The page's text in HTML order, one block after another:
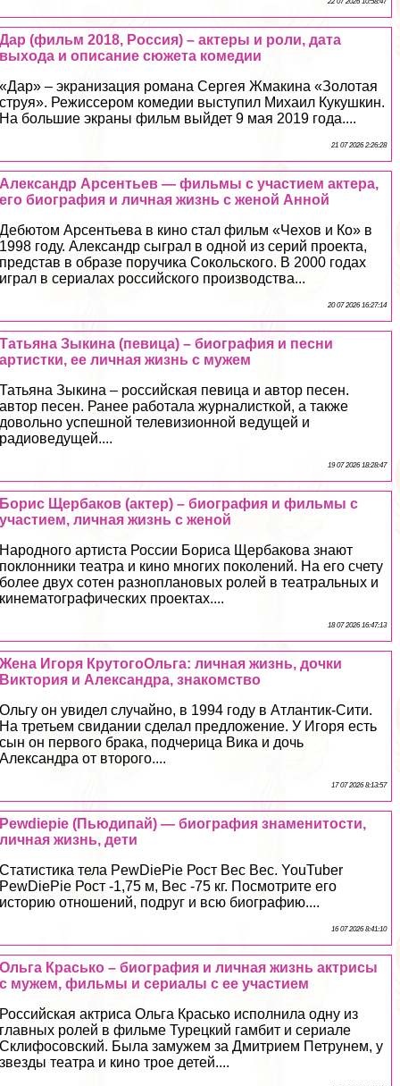
Дар (фильм 2018, Россия) – актеры и роли, дата
выхода и описание сюжета комедии
«Дар» – экранизация романа Сергея Жмакина «Золотая
струя». Режиссером комедии выступил Михаил Кукушкин.
На большие экраны фильм выйдет 9 мая 2019 года....
21 07 2026 2:26:28
Александр Арсентьев — фильмы с участием актера,
его биография и личная жизнь с женой Анной
Дебютом Арсентьева в кино стал фильм «Чехов и Ко» в
1998 году. Александр сыграл в одной из серий проекта,
представ в образе поручика Сокольского. В 2000 годах
играл в сериалах российского производства...
20 07 2026 16:27:14
Татьяна Зыкина (певица) – биография и песни
артистки, ее личная жизнь с мужем
Татьяна Зыкина – российская певица и автор песен.
автор песен. Ранее работала журналисткой, а также
довольно успешной телевизионной ведущей и
радиоведущей....
19 07 2026 18:28:47
Борис Щербаков (актер) – биография и фильмы с
участием, личная жизнь с женой
Народного артиста России Бориса Щербакова знают
поклонники театра и кино многих поколений. На его счету
более двух сотен разноплановых ролей в театральных и
кинематографических проектах....
18 07 2026 16:47:13
Жена Игоря КрутогоОльга: личная жизнь, дочки
Виктория и Александра, знакомство
Ольгу он увидел случайно, в 1994 году в Атлантик-Сити.
На третьем свидании сделал предложение. У Игоря есть
сын он первого бpaка, подчерица Вика и дочь
Александра от второго....
17 07 2026 8:13:57
Pewdiepie (Пьюдипай) — биография знаменитости,
личная жизнь, дети
Статистика тела PewDiePie Рост Вес Вес. YouTuber
PewDiePie Рост -1,75 м, Вес -75 кг. Посмотрите его
историю отношений, подруг и всю биографию....
16 07 2026 8:41:10
Ольга Красько – биография и личная жизнь актрисы
с мужем, фильмы и сериалы с ее участием
Российская актриса Ольга Красько исполнила одну из
главных ролей в фильме Турецкий гамбит и сериале
Склифосовский. Была замужем за Дмитрием Петрунем, у
звезды театра и кино трое детей....